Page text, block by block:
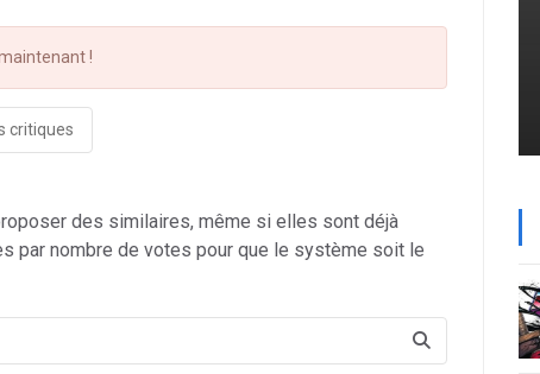
!
critiques
des similaires, même si elles sont déjà
nombre de votes pour que le système soit le